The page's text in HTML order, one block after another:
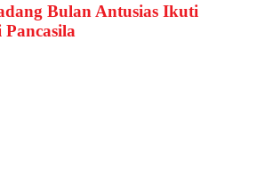
Bulan Antusias Ikuti
Pancasila